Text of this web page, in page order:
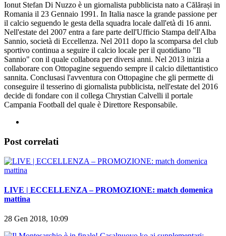
Ionut Stefan Di Nuzzo è un giornalista pubblicista nato a Călărași in
Romania il 23 Gennaio 1991. In Italia nasce la grande passione per
il calcio seguendo le gesta della squadra locale dall'età di 16 anni.
Nell'estate del 2007 entra a fare parte dell'Ufficio Stampa dell'Alba
Sannio, società di Eccellenza. Nel 2011 dopo la scomparsa del club
sportivo continua a seguire il calcio locale per il quotidiano "Il
Sannio" con il quale collabora per diversi anni. Nel 2013 inizia a
collaborare con Ottopagine seguendo sempre il calcio dilettantistico
sannita. Conclusasi l'avventura con Ottopagine che gli permette di
conseguire il tesserino di giornalista pubblicista, nell'estate del 2016
decide di fondare con il collega Chrystian Calvelli il portale
Campania Football del quale è Direttore Responsabile.
Post correlati
LIVE | ECCELLENZA – PROMOZIONE: match domenica
mattina
28 Gen 2018, 10:09